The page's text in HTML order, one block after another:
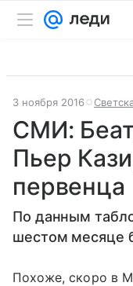
3 ноября 2016
СМИ:
Пьер
первенца
По данным
шестом месяце
Похоже, скоро в